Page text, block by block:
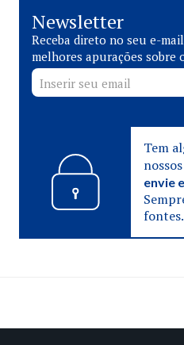
Newsletter
Receba direto no seu e-
melhores apurações sobre
Tem
envie
fontes.